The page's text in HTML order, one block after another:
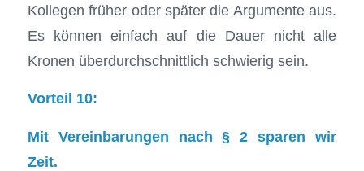
Kollegen früher oder später die Argumente aus.
Es können einfach auf die Dauer nicht alle
Kronen überdurchschnittlich schwierig sein.
Vorteil 10:
Mit Vereinbarungen nach § 2 sparen wir
Zeit.